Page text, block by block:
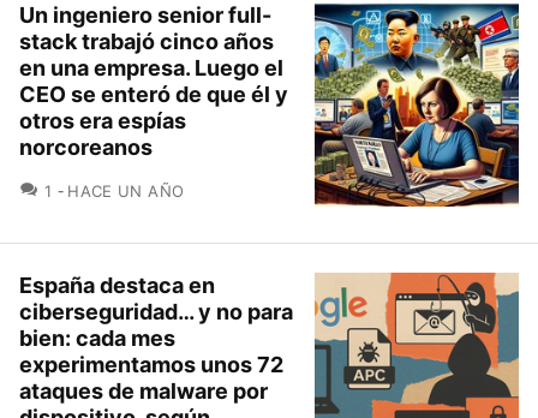
Un ingeniero senior full-
stack trabajó cinco años
en una empresa. Luego el
CEO se enteró de que él y
otros era espías
norcoreanos
1 COMENTARIOS
HACE UN AÑO
España destaca en
ciberseguridad… y no para
bien: cada mes
experimentamos unos 72
ataques de malware por